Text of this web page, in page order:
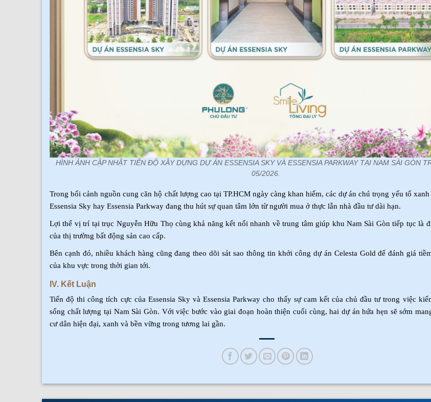
HÌNH ẢNH CẬP NHẬT TIẾN ĐỘ XÂY DỰNG DỰ ÁN ESSENSIA SKY VÀ ESSENSIA PARKWAY TẠI NAM SÀI GÒN
05/2026.
Trong bối cảnh nguồn cung căn hộ chất lượng cao tại TP.HCM ngày càng khan hiếm, các dự án chú trọng yếu tố
Essensia Sky hay Essensia Parkway đang thu hút sự quan tâm lớn từ người mua ở thực lẫn nhà đầu tư dài hạn.
Lợi thế vị trí tại trục Nguyễn Hữu Thọ cùng khả năng kết nối nhanh về trung tâm giúp khu Nam Sài Gòn tiếp tục là
của thị trường bất động sản cao cấp.
Bên cạnh đó, nhiều khách hàng cũng đang theo dõi sát sao thông tin khởi công dự án Celesta Gold để đánh giá
của khu vực trong thời gian tới.
IV. Kết Luận
Tiến độ thi công tích cực của Essensia Sky và Essensia Parkway cho thấy sự cam kết của chủ đầu tư trong việc
sống chất lượng tại Nam Sài Gòn. Với việc bước vào giai đoạn hoàn thiện cuối cùng, hai dự án hứa hẹn sẽ sớm
cư dân hiện đại, xanh và bền vững trong tương lai gần.